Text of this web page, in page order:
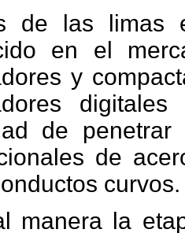
de las limas
en el
y
de
de
curvos.
manera la